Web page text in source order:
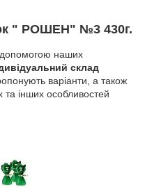
" РОШЕН" №3 430г.
допомогою наших
склад
варіанти, а також
інших особливостей